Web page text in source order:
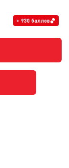
+ 930 баллов